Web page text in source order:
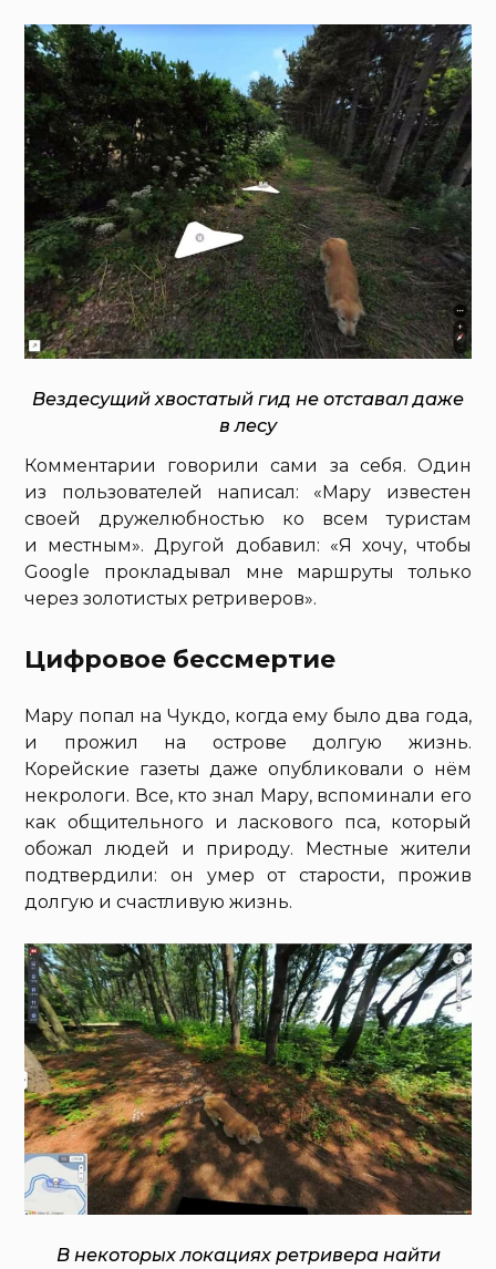
Вездесущий хвостатый гид не отставал даже
в лесу
Комментарии говорили сами за себя. Один
из пользователей написал: «Мару известен
своей дружелюбностью ко всем туристам
и местным». Другой добавил: «Я хочу, чтобы
Google прокладывал мне маршруты только
через золотистых ретриверов».
Цифровое бессмертие
Мару попал на Чукдо, когда ему было два года,
и прожил на острове долгую жизнь.
Корейские газеты даже опубликовали о нём
некрологи. Все, кто знал Мару, вспоминали его
как общительного и ласкового пса, который
обожал людей и природу. Местные жители
подтвердили: он умер от старости, прожив
долгую и счастливую жизнь.
В некоторых локациях ретривера найти